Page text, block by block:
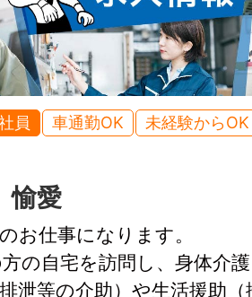
員 車通勤OK 未経験からOK
愛
のお仕事になります。
方の自宅を訪問し、身
排泄等の介助）や生活援